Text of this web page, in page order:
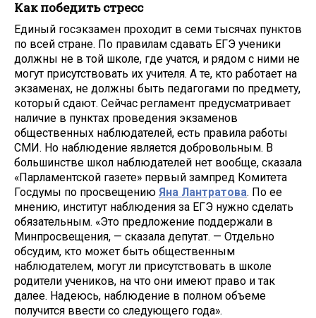
Как победить стресс
Единый госэкзамен проходит в семи тысячах пунктов
по всей стране. По правилам сдавать ЕГЭ ученики
должны не в той школе, где учатся, и рядом с ними не
могут присутствовать их учителя. А те, кто работает на
экзаменах, не должны быть педагогами по предмету,
который сдают. Сейчас регламент предусматривает
наличие в пунктах проведения экзаменов
общественных наблюдателей, есть правила работы
СМИ. Но наблюдение является добровольным. В
большинстве школ наблюдателей нет вообще, сказала
«Парламентской газете» первый зампред Комитета
Госдумы по просвещению Яна Лантратова. По ее
мнению, институт наблюдения за ЕГЭ нужно сделать
обязательным. «Это предложение поддержали в
Минпросвещения, — сказала депутат. — Отдельно
обсудим, кто может быть общественным
наблюдателем, могут ли присутствовать в школе
родители учеников, на что они имеют право и так
далее. Надеюсь, наблюдение в полном объеме
получится ввести со следующего года».